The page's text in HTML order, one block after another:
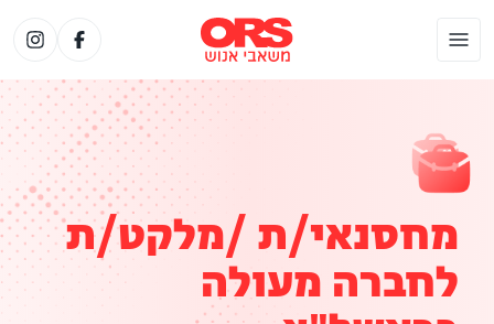
מחסנאי/ת /מלקט/ת
לחברה מעולה